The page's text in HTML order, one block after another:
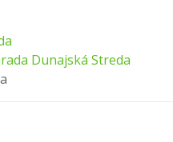
Dunajská Streda